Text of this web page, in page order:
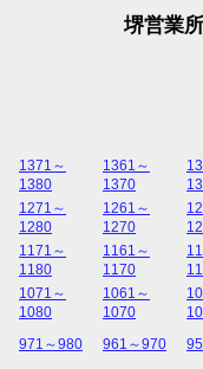
堺営業
1371～
1380
1361～
1370
1271～
1280
1261～
1270
1171～
1180
1161～
1170
1071～
1080
1061～
1070
971～980 961～970